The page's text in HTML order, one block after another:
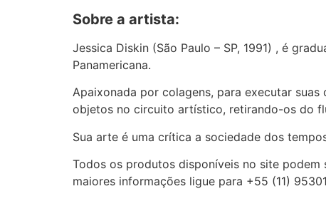
Sobre a artista:
Jessica Diskin (São Paulo – SP, 1991) , é
Panamericana.
Apaixonada por colagens, para executar
objetos no circuito artístico, retirando-os do
Sua arte é uma crítica a sociedade dos
Todos os produtos disponíveis no site podem
maiores informações ligue para +55 (11)